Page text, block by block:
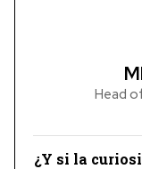
Head
¿Y si la